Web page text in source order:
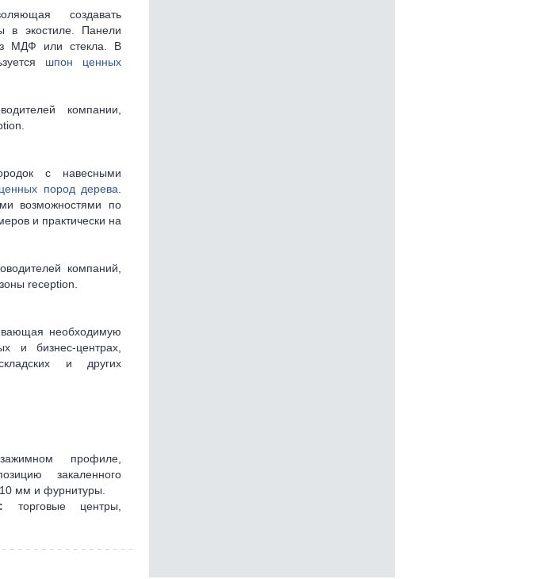
создавать
в экостиле. Панели
из МДФ или стекла. В
шпон ценных
компании,
с навесными
пород дерева
возможностями по
и практически на
компаний,
reception.
необходимую
и бизнес-центрах,
и других
профиле,
закаленного
мм и фурнитуры.
торговые центры,